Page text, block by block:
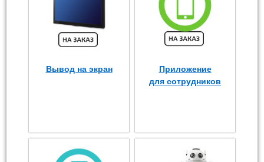
Вывод на экран
Приложение
для сотрудников